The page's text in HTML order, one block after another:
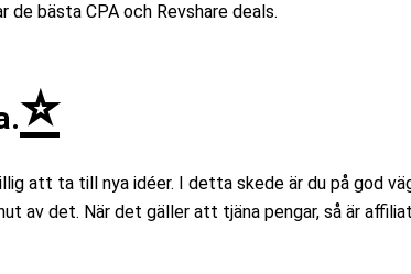
bästa CPA och Revshare deals.
⭐
att ta till nya idéer. I detta skede är du på god
av det. När det gäller att tjäna pengar, så är